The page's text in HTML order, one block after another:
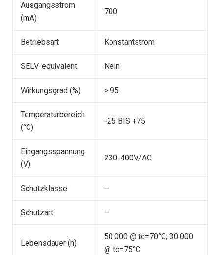
Ausgangsstrom
(mA)
700
Betriebsart Konstantstrom
SELV-equivalent Nein
Wirkungsgrad (%) > 95
Temperaturbereich
(°C)
-25 BIS +75
Eingangsspannung
(V)
230-400V/AC
Schutzklasse –
Schutzart –
Lebensdauer (h)
50.000 @ tc=70°C; 30.000
@ tc=75°C